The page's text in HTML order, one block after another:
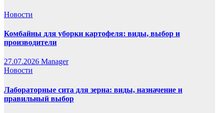
Новости
Комбайны для уборки картофеля: виды, выбор и
производители
27.07.2026 Manager
Новости
Лабораторные сита для зерна: виды, назначение и
правильный выбор